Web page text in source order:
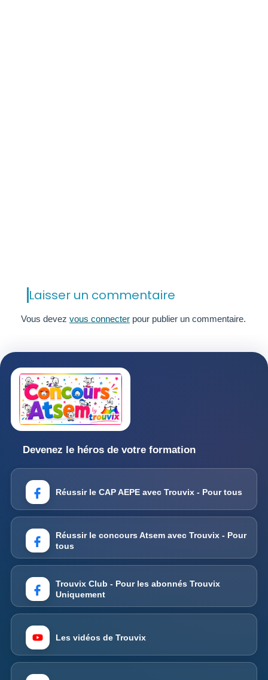
Laisser un commentaire
Vous devez vous connecter pour publier un commentaire.
Devenez le héros de votre formation
Réussir le CAP AEPE avec Trouvix - Pour tous
Réussir le concours Atsem avec Trouvix - Pour
tous
Trouvix Club - Pour les abonnés Trouvix
Uniquement
Les vidéos de Trouvix